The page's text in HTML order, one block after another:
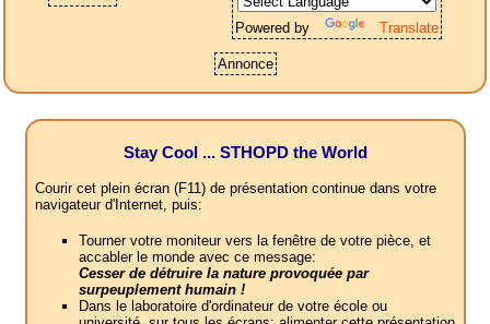
Powered by Translate
Annonce
Stay Cool ... STHOPD the World
Courir cet plein écran (F11) de présentation continue dans votre
navigateur d'Internet, puis:
Tourner votre moniteur vers la fenêtre de votre pièce, et
accabler le monde avec ce message:
Cesser de détruire la nature provoquée par
surpeuplement humain !
Dans le laboratoire d'ordinateur de votre école ou